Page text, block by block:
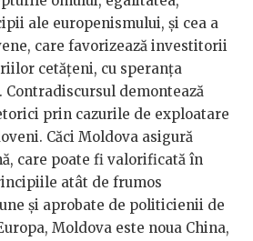
ale europenismului, și cea a
care favorizează investitorii
cetăţeni, cu speranţa
demontează
prin cazurile de exploatare
Căci Moldova asigură
care poate fi valorificată în
atât de frumos
şi aprobate de politicienii de
Moldova este noua China,